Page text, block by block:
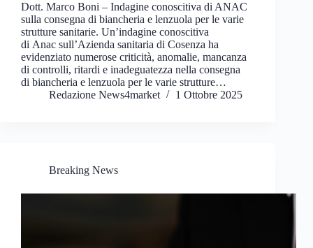
Dott. Marco Boni – Indagine conoscitiva di ANAC
sulla consegna di biancheria e lenzuola per le varie
strutture sanitarie. Un’indagine conoscitiva
di Anac sull’Azienda sanitaria di Cosenza ha
evidenziato numerose criticità, anomalie, mancanza
di controlli, ritardi e inadeguatezza nella consegna
di biancheria e lenzuola per le varie strutture…
Redazione News4market
1 Ottobre 2025
Breaking News